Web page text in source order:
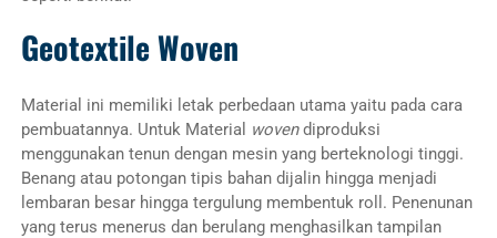
Geotextile Woven
Material ini memiliki letak perbedaan utama yaitu pada cara
pembuatannya. Untuk Material wovendiproduksi
menggunakan tenun dengan mesin yang berteknologi tinggi.
Benang atau potongan tipis bahan dijalin hingga menjadi
lembaran besar hingga tergulung membentuk roll. Penenunan
yang terus menerus dan berulang menghasilkan tampilan